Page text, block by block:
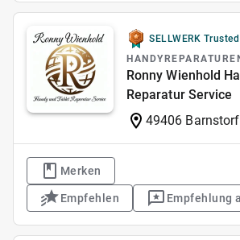
SELLWERK Trusted
Ronny Wienhold
Reparatur Service
49406 Barnstorf
Merken
Empfehlen Empfehlung